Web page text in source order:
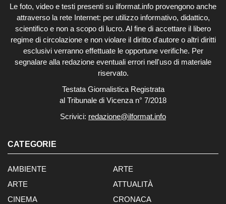
Le foto, video e testi presenti su ilformat.info provengono anche
attraverso la rete Internet: per utilizzo informativo, didattico,
scientifico e non a scopo di lucro. Al fine di accettare il libero
regime di circolazione e non violare il diritto d'autore o altri diritti
esclusivi verranno effettuate le opportune verifiche. Per
segnalare alla redazione eventuali errori nell'uso di materiale
riservato.
Testata Giornalistica Registrata
al Tribunale di Vicenza n° 7/2018
Scrivici: redazione@ilformat.info
CATEGORIE
AMBIENTE
ARTE
ARTE
ATTUALITÀ
CINEMA
CRONACA